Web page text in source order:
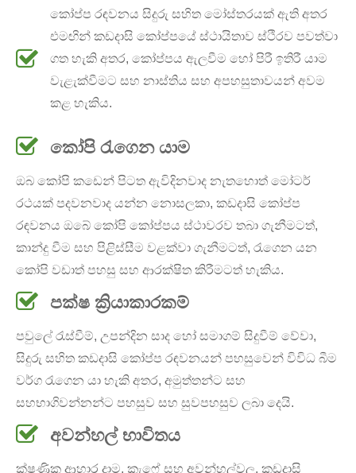
කෝප්ප රඳවනය සිදුරු සහිත මෝස්තරයක් ඇති අතර
එමඟින් කඩදාසි කෝප්පයේ ස්ථායිතාව ස්ථිරව පවත්වා
ගත හැකි අතර, කෝප්පය ඇලවීම හෝ පිරී ඉතිරී යාම
වැළැක්වීමට සහ නාස්තිය සහ අපහසුතාවයන් අවම
කළ හැකිය.
කෝපි රැගෙන යාම
ඔබ කෝපි කඩෙන් පිටත ඇවිදිනවාද නැතහොත් මෝටර්
රථයක් පදවනවාද යන්න නොසලකා, කඩදාසි කෝප්ප
රඳවනය ඔබේ කෝපි කෝප්පය ස්ථාවරව තබා ගැනීමටත්,
කාන්දු වීම සහ පිළිස්සීම වළක්වා ගැනීමටත්, රැගෙන යන
කෝපි වඩාත් පහසු සහ ආරක්ෂිත කිරීමටත් හැකිය.
පක්ෂ ක්‍රියාකාරකම්
පවුලේ රැස්වීම්, උපන්දින සාද හෝ සමාගම් සිදුවීම් වේවා,
සිදුරු සහිත කඩදාසි කෝප්ප රඳවනයන් පහසුවෙන් විවිධ බීම
වර්ග රැගෙන යා හැකි අතර, අමුත්තන්ට සහ
සහභාගිවන්නන්ට පහසුව සහ සුවපහසුව ලබා දෙයි.
අවන්හල් භාවිතය
ක්ෂණික ආහාර දාම, කැෆේ සහ අවන්හල්වල, කඩදාසි